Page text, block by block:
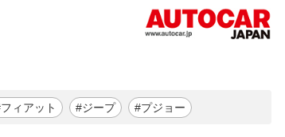
ィアット #ジープ #プジョー